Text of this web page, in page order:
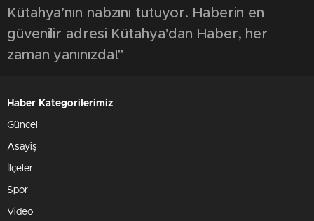
Kütahya’nın nabzını tutuyor. Haberin en
güvenilir adresi Kütahya’dan Haber, her
zaman yanınızda!"
Haber Kategorilerimiz
Güncel
Asayiş
İlçeler
Spor
Video